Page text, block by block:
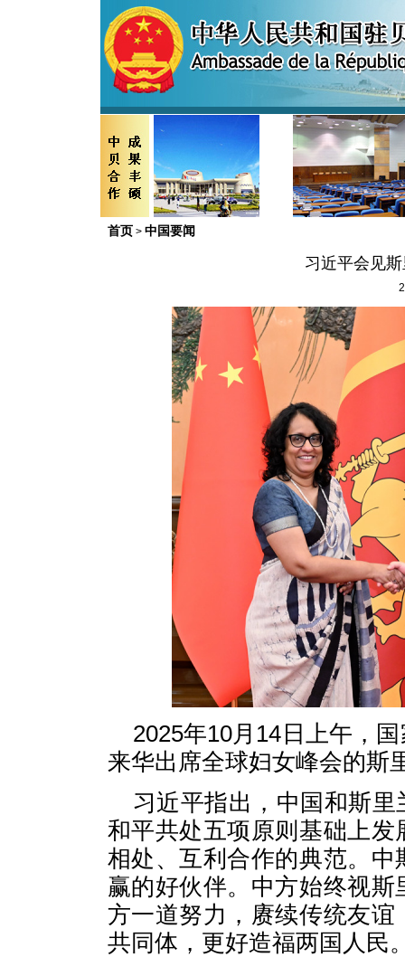
首页 > 中国要闻
习近平会见
2025年10月14日上午，
来华出席全球妇女峰会的斯
习近平指出，中国和斯
和平共处五项原则基础上
相处、互利合作的典范。
赢的好伙伴。中方始终视
方一道努力，赓续传统友
共同体，更好造福两国人民